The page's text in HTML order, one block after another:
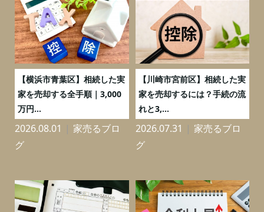
【横浜市青葉区】相続した実
家を売却する全手順｜3,000
万円...
2026.08.01
家売るブロ
グ
【川崎市宮前区】相続した実
家を売却するには？手続の流
れと3,...
2026.07.31
家売るブロ
グ